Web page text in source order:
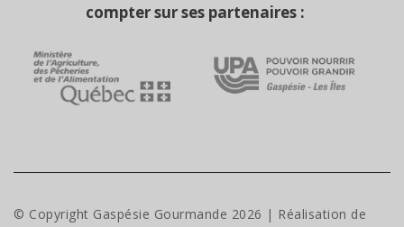
compter sur ses partenaires :
© Copyright Gaspésie Gourmande 2026 | Réalisation de